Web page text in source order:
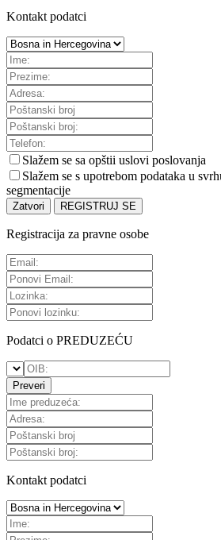
Kontakt podatci
Slažem se sa opštii uslovi poslovanja
Slažem se s upotrebom podataka u
segmentacije
Zatvori REGISTRUJ SE
Registracija za pravne osobe
Podatci o PREDUZEĆU
Preveri
Kontakt podatci